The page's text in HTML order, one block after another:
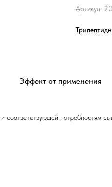
Артикул:
Эффект от применения
потребностям